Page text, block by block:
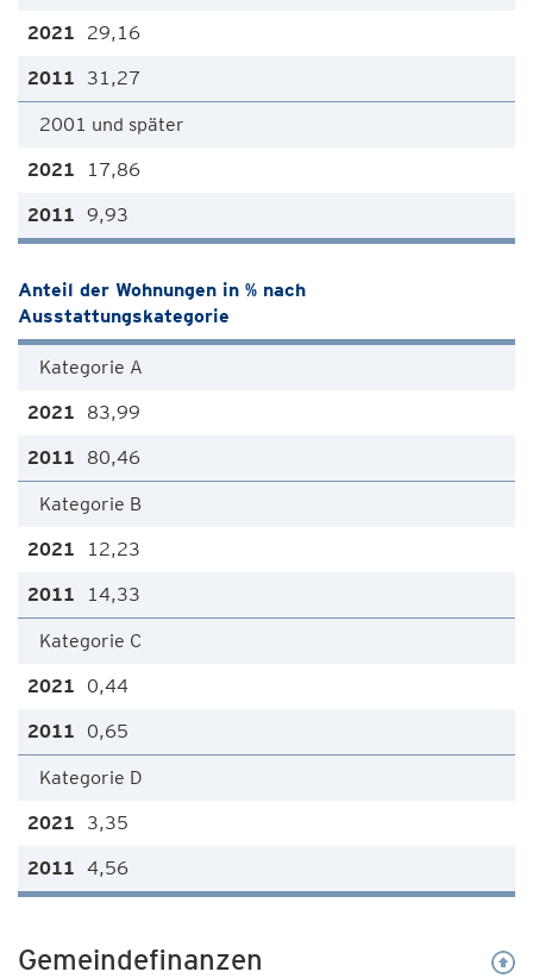
29,16
31,27
2001 und später
17,86
9,93
Anteil der Wohnungen in % nach
Ausstattungskategorie
Kategorie A
83,99
80,46
Kategorie B
12,23
14,33
Kategorie C
0,44
0,65
Kategorie D
3,35
4,56
Gemeindefinanzen